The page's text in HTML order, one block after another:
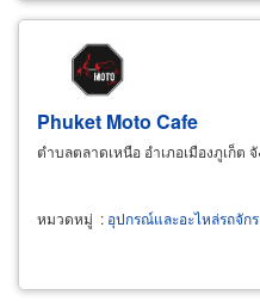
Phuket Moto Cafe
ตำบลตลาดเหนือ อำเภอเมืองภูเก็ต
หมวดหมู่ : อุปกรณ์และอะไหล่รถจัก